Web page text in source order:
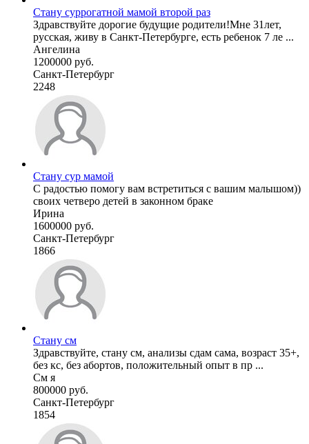
Стану суррогатной мамой второй раз
Здравствуйте дорогие будущие родители!Мне 31лет,
русская, живу в Санкт-Петербурге, есть ребенок 7 ле ...
Ангелина
1200000 руб.
Санкт-Петербург
2248
Стану сур мамой
С радостью помогу вам встретиться с вашим малышом))
своих четверо детей в законном браке
Ирина
1600000 руб.
Санкт-Петербург
1866
Стану см
Здравствуйте, стану см, анализы сдам сама, возраст 35+,
без кс, без абортов, положительный опыт в пр ...
См я
800000 руб.
Санкт-Петербург
1854